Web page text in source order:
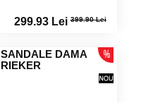
299.93 Lei399.90 Lei
SANDALE DAMA
RIEKER